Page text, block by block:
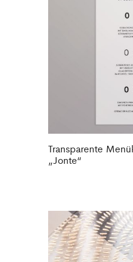
Transparente
„Jonte“